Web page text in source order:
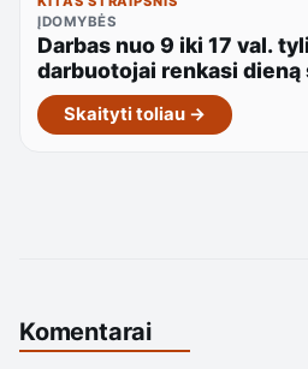
ĮDOMYBĖS
Darbas nuo 9 iki 17 val.
darbuotojai renkasi
Skaityti toliau →
Komentarai